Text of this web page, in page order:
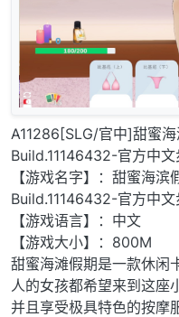
A11286[SLG/官中]甜蜜
Build.11146432-官方中
【游戏名字】：甜蜜海
Build.11146432-官方中文
【游戏语言】：中文
【游戏大小】：800M
甜蜜海滩假期是一款休闲
人的女孩都希望来到这座
并且享受极具特色的按摩